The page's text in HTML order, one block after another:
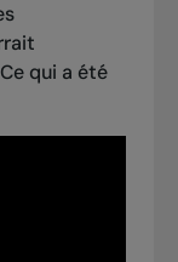
qui a été